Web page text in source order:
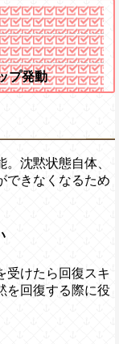
プ発動
沈黙状態自体、
できなくなるため
受けたら回復スキ
を回復する際に役